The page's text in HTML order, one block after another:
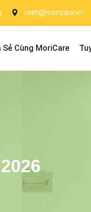
cskh@moricare.vn
Sẻ Cùng MoriCare